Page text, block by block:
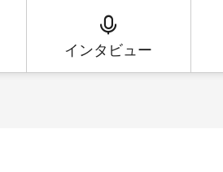
インタビュー